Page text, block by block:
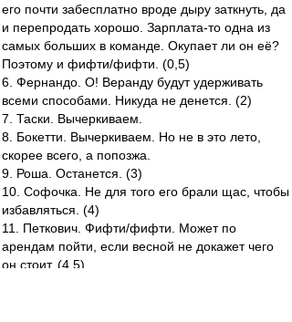
его почти забесплатно вроде дыру заткнуть, да
и перепродать хорошо. Зарплата-то одна из
самых больших в команде. Окупает ли он её?
Поэтому и фифти/фифти. (0,5)
6. Фернандо. О! Веранду будут удерживать
всеми способами. Никуда не денется. (2)
7. Таски. Вычеркиваем.
8. Бокетти. Вычеркиваем. Но не в это лето,
скорее всего, а попозжа.
9. Роша. Останется. (3)
10. Софочка. Не для того его брали щас, чтобы
избавляться. (4)
11. Петкович. Фифти/фифти. Может по
арендам пойти, если весной не докажет чего
он стоит. (4,5)